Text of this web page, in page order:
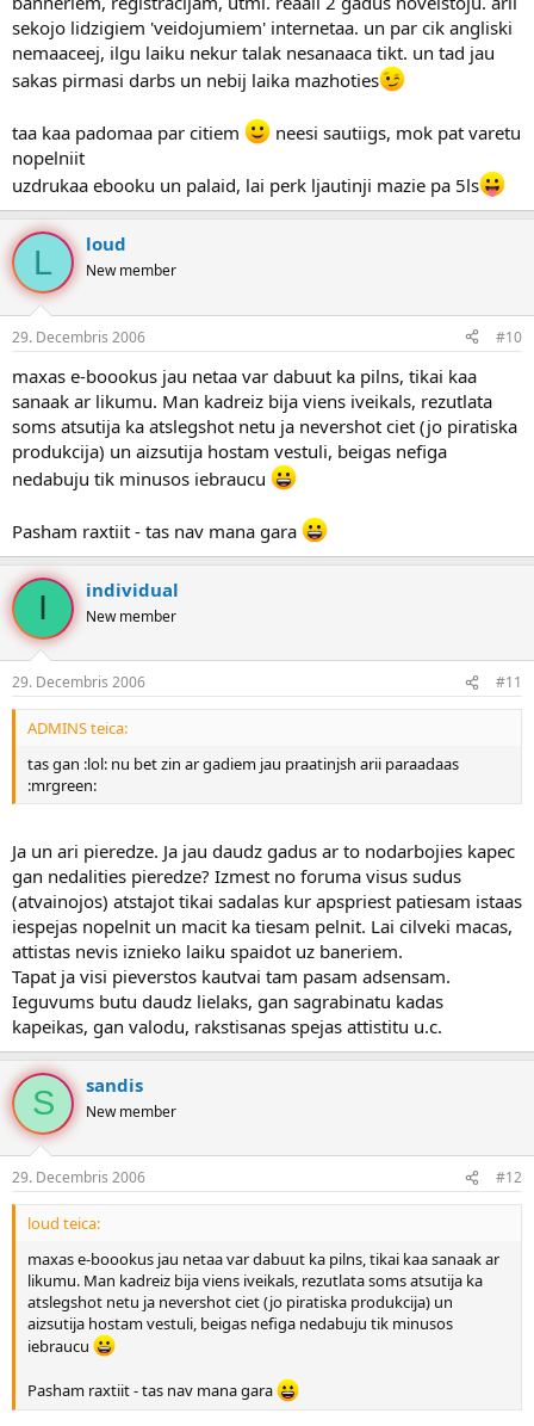
sekojo lidzigiem 'veidojumiem' internetaa. un par cik angliski
nemaaceej, ilgu laiku nekur talak nesanaaca tikt. un tad jau
sakas pirmasi darbs un nebij laika mazhoties
taa kaa padomaa par citiem
neesi sautiigs, mok pat varetu
nopelniit
uzdrukaa ebooku un palaid, lai perk ljautinji mazie pa 5ls
L loud
New member
29. Decembris 2006 #10
maxas e-boookus jau netaa var dabuut ka pilns, tikai kaa
sanaak ar likumu. Man kadreiz bija viens iveikals, rezutlata
soms atsutija ka atslegshot netu ja nevershot ciet (jo piratiska
produkcija) un aizsutija hostam vestuli, beigas nefiga
nedabuju tik minusos iebraucu
Pasham raxtiit - tas nav mana gara
I individual
New member
29. Decembris 2006 #11
ADMINS teica:
tas gan :lol: nu bet zin ar gadiem jau praatinjsh arii paraadaas
:mrgreen:
Ja un ari pieredze. Ja jau daudz gadus ar to nodarbojies kapec
gan nedalities pieredze? Izmest no foruma visus sudus
(atvainojos) atstajot tikai sadalas kur apspriest patiesam istaas
iespejas nopelnit un macit ka tiesam pelnit. Lai cilveki macas,
attistas nevis iznieko laiku spaidot uz baneriem.
Tapat ja visi pieverstos kautvai tam pasam adsensam.
Ieguvums butu daudz lielaks, gan sagrabinatu kadas
kapeikas, gan valodu, rakstisanas spejas attistitu u.c.
S sandis
New member
29. Decembris 2006 #12
loud teica:
maxas e-boookus jau netaa var dabuut ka pilns, tikai kaa sanaak ar
likumu. Man kadreiz bija viens iveikals, rezutlata soms atsutija ka
atslegshot netu ja nevershot ciet (jo piratiska produkcija) un
aizsutija hostam vestuli, beigas nefiga nedabuju tik minusos
iebraucu
Pasham raxtiit - tas nav mana gara